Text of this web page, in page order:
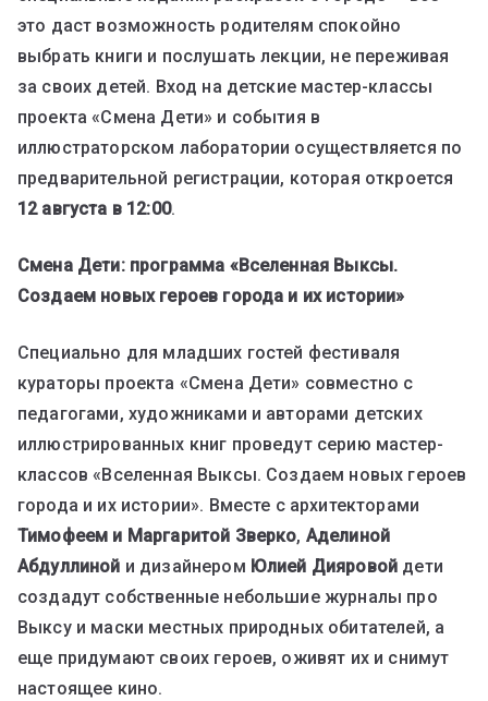
это даст возможность родителям спокойно
выбрать книги и послушать лекции, не переживая
за своих детей. Вход на детские мастер-классы
проекта «Смена Дети» и события в
иллюстраторском лаборатории осуществляется по
предварительной регистрации, которая откроется
12 августа в 12:00.
Смена Дети: программа «Вселенная Выксы.
Создаем новых героев города и их истории»
Специально для младших гостей фестиваля
кураторы проекта «Смена Дети» совместно с
педагогами, художниками и авторами детских
иллюстрированных книг проведут серию мастер-
классов «Вселенная Выксы. Создаем новых героев
города и их истории». Вместе с архитекторами
Тимофеем и Маргаритой Зверко, Аделиной
Абдуллиной и дизайнером Юлией Дияровой дети
создадут собственные небольшие журналы про
Выксу и маски местных природных обитателей, а
еще придумают своих героев, оживят их и снимут
настоящее кино.